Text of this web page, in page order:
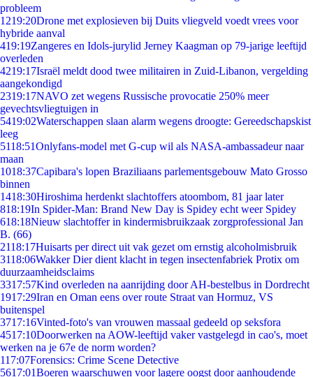
probleem
1219:20Drone met explosieven bij Duits vliegveld voedt vrees voor
hybride aanval
419:19Zangeres en Idols-jurylid Jerney Kaagman op 79-jarige leeftijd
overleden
4219:17Israël meldt dood twee militairen in Zuid-Libanon, vergelding
aangekondigd
2319:17NAVO zet wegens Russische provocatie 250% meer
gevechtsvliegtuigen in
5419:02Waterschappen slaan alarm wegens droogte: Gereedschapskist
leeg
5118:51Onlyfans-model met G-cup wil als NASA-ambassadeur naar
maan
1018:37Capibara's lopen Braziliaans parlementsgebouw Mato Grosso
binnen
1418:30Hiroshima herdenkt slachtoffers atoombom, 81 jaar later
818:19In Spider-Man: Brand New Day is Spidey echt weer Spidey
618:18Nieuw slachtoffer in kindermisbruikzaak zorgprofessional Jan
B. (66)
2118:17Huisarts per direct uit vak gezet om ernstig alcoholmisbruik
3118:06Wakker Dier dient klacht in tegen insectenfabriek Protix om
duurzaamheidsclaims
3317:57Kind overleden na aanrijding door AH-bestelbus in Dordrecht
1917:29Iran en Oman eens over route Straat van Hormuz, VS
buitenspel
3717:16Vinted-foto's van vrouwen massaal gedeeld op seksfora
4517:10Doorwerken na AOW-leeftijd vaker vastgelegd in cao's, moet
werken na je 67e de norm worden?
117:07Forensics: Crime Scene Detective
5617:01Boeren waarschuwen voor lagere oogst door aanhoudende